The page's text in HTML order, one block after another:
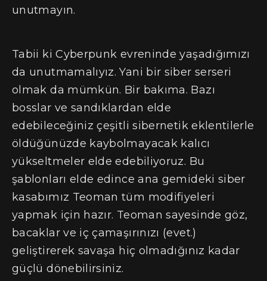
unutmayın.
Tabii ki Cyberpunk evreninde yaşadığımızı
da unutmamalıyız. Yani bir siber serseri
olmak da mümkün. Bir bakıma. Bazı
bosslar ve sandıklardan elde
edebileceğiniz çeşitli sibernetik eklentilerle
öldüğünüzde kaybolmayacak kalıcı
yükseltmeler elde edebiliyoruz. Bu
şablonları elde edince ana gemideki siber
kasabımız Teoman tüm modifiyeleri
yapmak için hazır. Teoman sayesinde göz,
bacaklar ve iç çamaşırınızı (evet.)
geliştirerek savaşa hiç olmadığınız kadar
güçlü dönebilirsiniz.